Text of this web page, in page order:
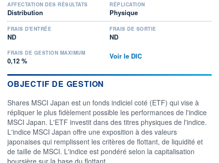
AFFECTATION DES RÉSULTATS
Distribution
RÉPLICATION
Physique
FRAIS D'ENTRÉE
ND
FRAIS DE SORTIE
ND
FRAIS DE GESTION MAXIMUM
0,12 %
Voir le DIC
OBJECTIF DE GESTION
Shares MSCI Japan est un fonds indiciel coté (ETF) qui vise à
répliquer le plus fidèlement possible les performances de l'indice
MSCI Japan. L'ETF investit dans des titres physiques de l'indice.
L'indice MSCI Japan offre une exposition à des valeurs
japonaises qui remplissent les critères de flottant, de liquidité et
de taille de MSCI. L'indice est pondéré selon la capitalisation
boursière sur la base du flottant.